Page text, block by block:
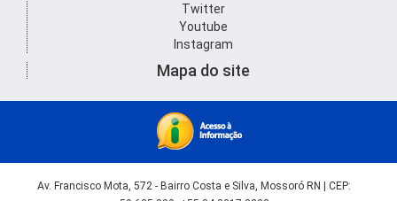
Twitter
Youtube
Instagram
Mapa do site
Av. Francisco Mota, 572 - Bairro Costa e Silva, Mossoró RN | CEP: